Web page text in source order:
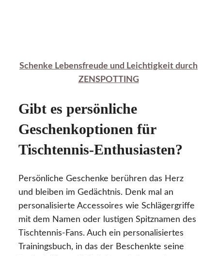
Schenke Lebensfreude und Leichtigkeit durch
ZENSPOTTING
Gibt es persönliche
Geschenkoptionen für
Tischtennis-Enthusiasten?
Persönliche Geschenke berühren das Herz
und bleiben im Gedächtnis. Denk mal an
personalisierte Accessoires wie Schlägergriffe
mit dem Namen oder lustigen Spitznamen des
Tischtennis-Fans. Auch ein personalisiertes
Trainingsbuch, in das der Beschenkte seine